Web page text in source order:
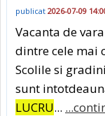
publicat 2026-07-09
Vacanta de
dintre cele mai
Scolile si
sunt
LUCRU...